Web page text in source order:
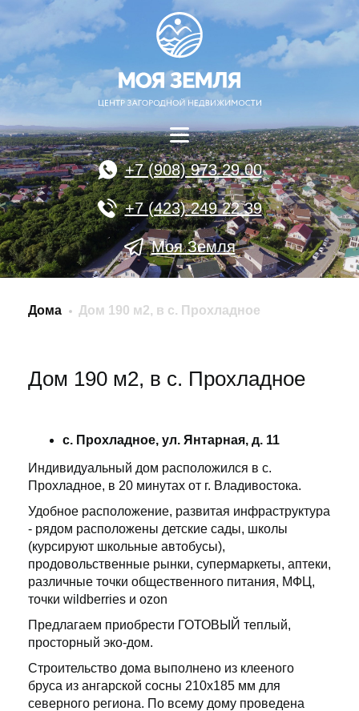
+7 (908) 973 29 00
+7 (423) 249 22 39
Моя Земля
Дома Дом 190 м2, в с. Прохладное
Дом 190 м2, в с. Прохладное
с. Прохладное, ул. Янтарная, д. 11
Индивидуальный дом расположился в с.
Прохладное, в 20 минутах от г. Владивостока.
Удобное расположение, развитая инфраструктура
- рядом расположены детские сады, школы
(курсируют школьные автобусы),
продовольственные рынки, супермаркеты, аптеки,
различные точки общественного питания, МФЦ,
точки wildberriеs и ozon
Предлагаем приобрести ГОТОВЫЙ теплый,
просторный эко-дом.
Строительство дома выполнено из клееного
бруса из ангарской сосны 210х185 мм для
северного региона. По всему дому проведена